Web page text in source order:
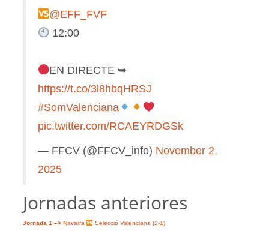
@EFF_FVF
12:00
EN DIRECTE ➥
https://t.co/3l8hbqHRSJ
#SomValenciana
pic.twitter.com/RCAEYRDGSk
— FFCV (@FFCV_info) November 2,
2025
Jornadas anteriores
Jornada 1 –> Navarra Selecció Valenciana (2-1)